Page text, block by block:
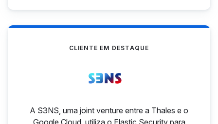
CLIENTE EM DESTAQUE
A S3NS, uma joint venture entre a Thales e o
Google Cloud, utiliza o Elastic Security para